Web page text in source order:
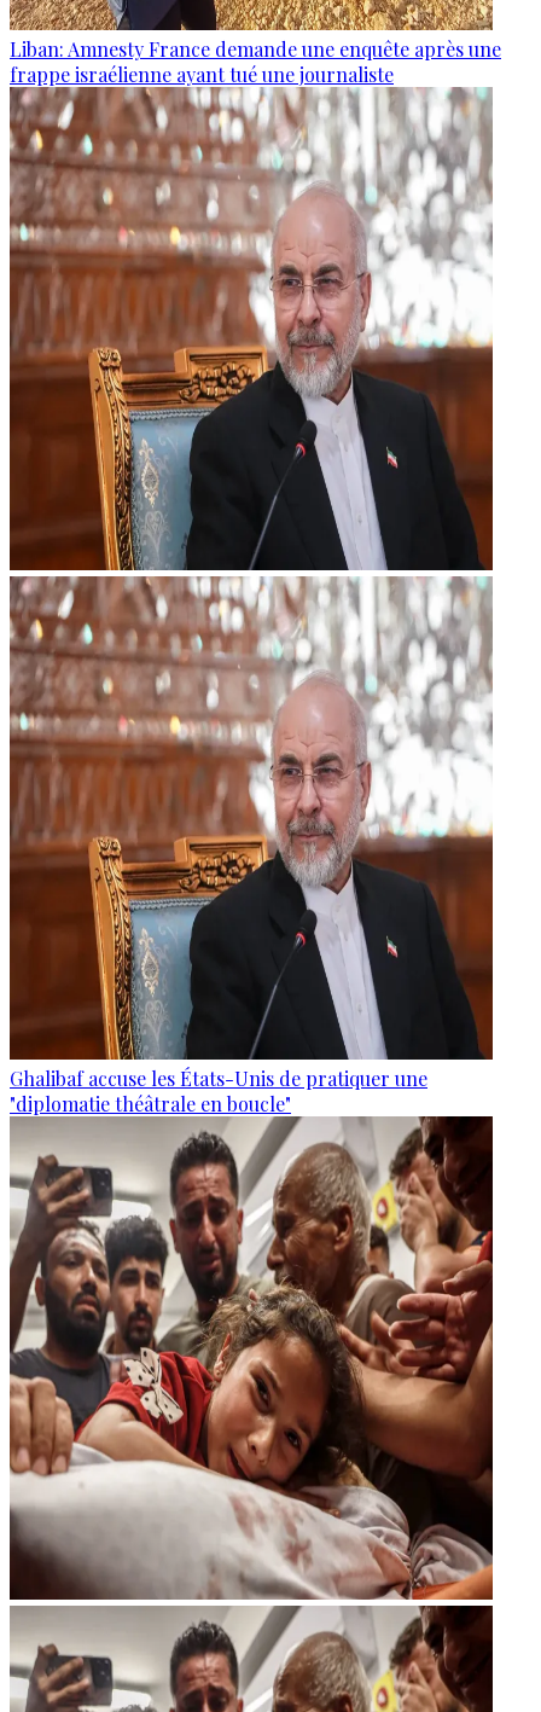
Liban: Amnesty France demande une enquête après une
frappe israélienne ayant tué une journaliste
Ghalibaf accuse les États-Unis de pratiquer une
"diplomatie théâtrale en boucle"